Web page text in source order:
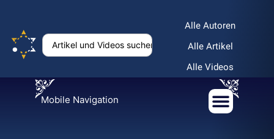
Alle Autoren
Alle Artikel
Alle Videos
Mobile Navigation